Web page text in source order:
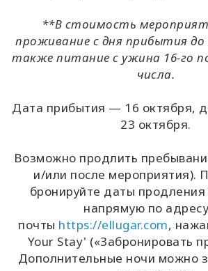
**В стоимость
проживание с дня прибытия до
также питание с ужина 16-го
числа.
Дата прибытия — 16 октября,
23 октября.
Возможно продлить
и/или после мероприятия).
бронируйте даты
напрямую по
почты https://ellugar.com,
Your Stay' («Забронировать
Дополнительные ночи можно